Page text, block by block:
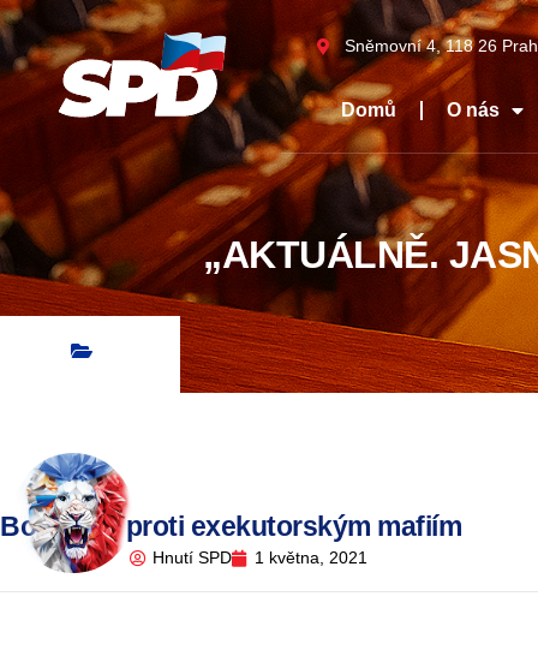
Sněmovní 4, 118 26
Domů O nás
„AKTUÁLNĚ.
Bojujeme proti exekutorským mafiím
Hnutí SPD 1 května, 2021